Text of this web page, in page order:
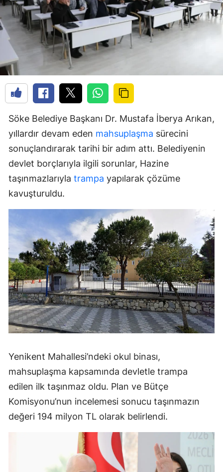
Söke Belediye Başkanı Dr. Mustafa İberya Arıkan,
yıllardır devam eden mahsuplaşma sürecini
sonuçlandırarak tarihi bir adım attı. Belediyenin
devlet borçlarıyla ilgili sorunlar, Hazine
taşınmazlarıyla trampa yapılarak çözüme
kavuşturuldu.
Yenikent Mahallesi’ndeki okul binası,
mahsuplaşma kapsamında devletle trampa
edilen ilk taşınmaz oldu. Plan ve Bütçe
Komisyonu’nun incelemesi sonucu taşınmazın
değeri 194 milyon TL olarak belirlendi.